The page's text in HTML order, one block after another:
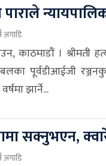
पाराले
अगाडि
काठमाडौं । श्रीमती
बलका पूर्वडीआईजी
झार्ने...
सक्नुभएन,
अगाडि